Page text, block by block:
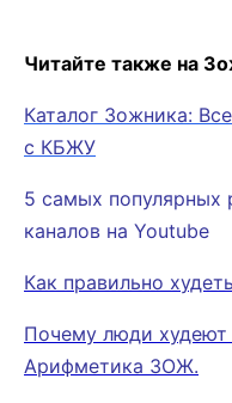
Читайте также на
Каталог Зожника:
с КБЖУ
5 самых популярных
каналов на Youtube
Как правильно худеть
Почему люди худеют
Арифметика ЗОЖ.